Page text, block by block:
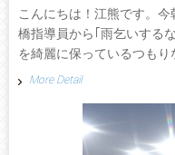
こんにちは！江熊です。
橋指導員から｢雨乞いする
を綺麗に保っているつもり
More Detail